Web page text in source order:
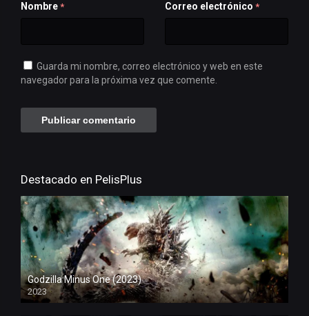
Nombre * Correo electrónico *
Guarda mi nombre, correo electrónico y web en este
navegador para la próxima vez que comente.
Destacado en PelisPlus
Godzilla Minus One (2023)
2023